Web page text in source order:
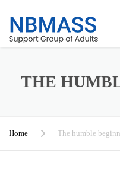
THE
Home The humble